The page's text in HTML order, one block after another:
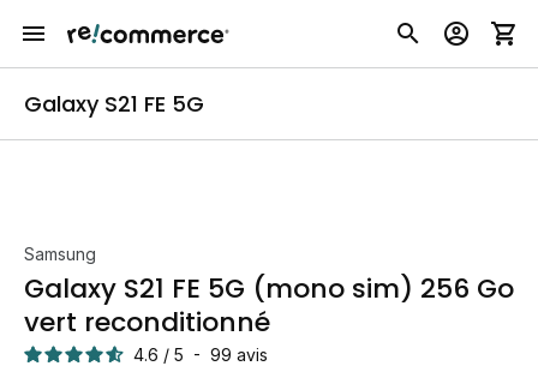
Galaxy S21 FE 5G
Samsung
Galaxy S21 FE 5G (mono sim) 256 Go
vert reconditionné
4.6 / 5 - 99 avis